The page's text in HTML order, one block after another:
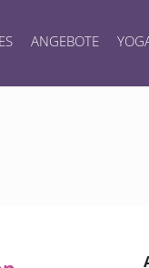
ANGEBOTE